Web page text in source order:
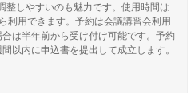
整しやすいのも魅力です。使用時間は
利用できます。予約は会議講習会利用
は半年前から受け付け可能です。予約
以内に申込書を提出して成立します。